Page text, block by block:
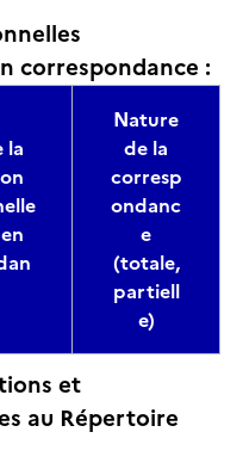
correspondance :
la
Nature
de la
corresp
ondanc
e
(totale,
partiell
e)
et
au Répertoire